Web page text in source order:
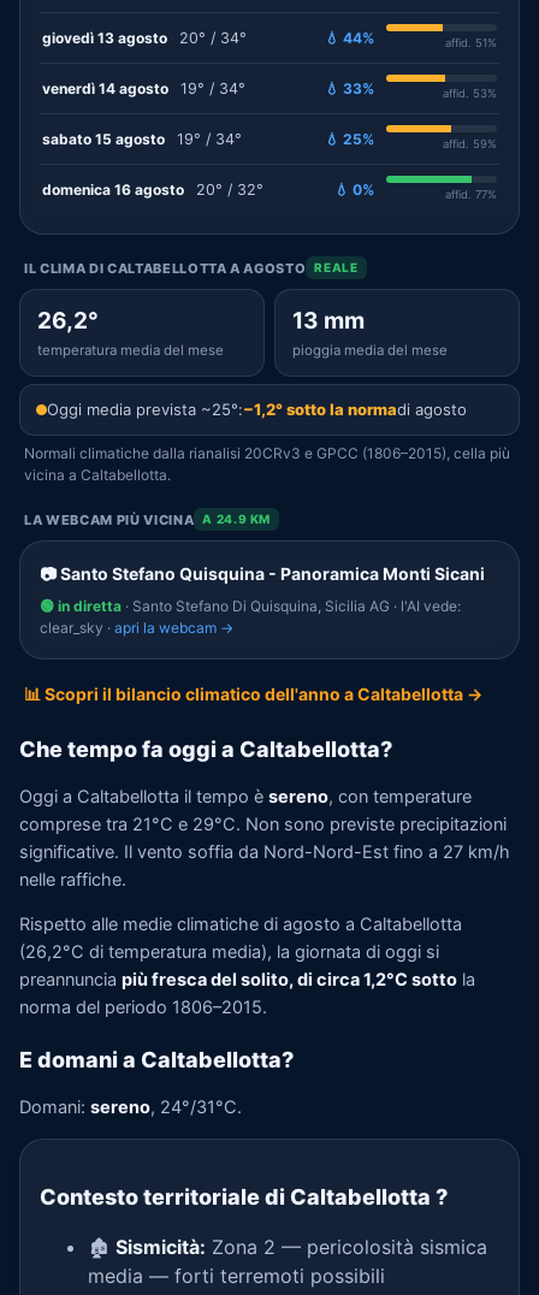
giovedì 13 agosto 20° / 34° 💧 44% affid. 51%
venerdì 14 agosto 19° / 34° 💧 33% affid. 53%
sabato 15 agosto 19° / 34° 💧 25% affid. 59%
domenica 16 agosto 20° / 32° 💧 0% affid. 77%
IL CLIMA DI CALTABELLOTTA A AGOSTO REALE
26,2°
temperatura media del mese
13 mm
pioggia media del mese
Oggi media prevista ~25°:−1,2° sotto la normadi agosto
Normali climatiche dalla rianalisi 20CRv3 e GPCC (1806–2015), cella più
vicina a Caltabellotta.
LA WEBCAM PIÙ VICINA A 24.9 KM
📷 Santo Stefano Quisquina - Panoramica Monti Sicani
🟢 in diretta · Santo Stefano Di Quisquina, Sicilia AG · l'AI vede:
clear_sky · apri la webcam →
📊 Scopri il bilancio climatico dell'anno a Caltabellotta →
Che tempo fa oggi a Caltabellotta?
Oggi a Caltabellotta il tempo è sereno, con temperature
comprese tra 21°C e 29°C. Non sono previste precipitazioni
significative. Il vento soffia da Nord-Nord-Est fino a 27 km/h
nelle raffiche.
Rispetto alle medie climatiche di agosto a Caltabellotta
(26,2°C di temperatura media), la giornata di oggi si
preannuncia più fresca del solito, di circa 1,2°C sotto la
norma del periodo 1806–2015.
E domani a Caltabellotta?
Domani: sereno, 24°/31°C.
Contesto territoriale di Caltabellotta ?
🏚️ Sismicità: Zona 2 — pericolosità sismica
media — forti terremoti possibili